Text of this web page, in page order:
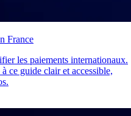
France
les paiements internationaux.
ce guide clair et accessible,